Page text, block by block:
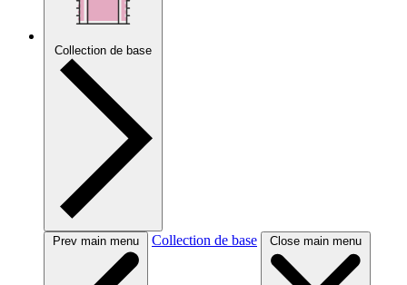
Collection de base
Prev main menu Collection de base Close main menu